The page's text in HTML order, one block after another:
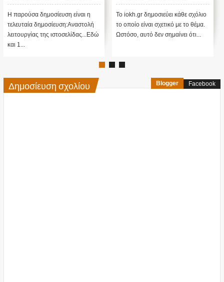
λειτουργίας μας
δημοσίευση είναι η
δημοσίευση:Αναστολή
της ιστοσελίδας...Εδώ
1...
προβλέψεις του Edgar
Cayce (Video)
Το iokh.gr δημοσιεύει κάθε σχόλιο
το οποίο είναι σχετικό με το θέμα.
Ωστόσο, αυτό δεν σημαίνει ότι...
Δημοσίευση σχολίου Blogger Facebook